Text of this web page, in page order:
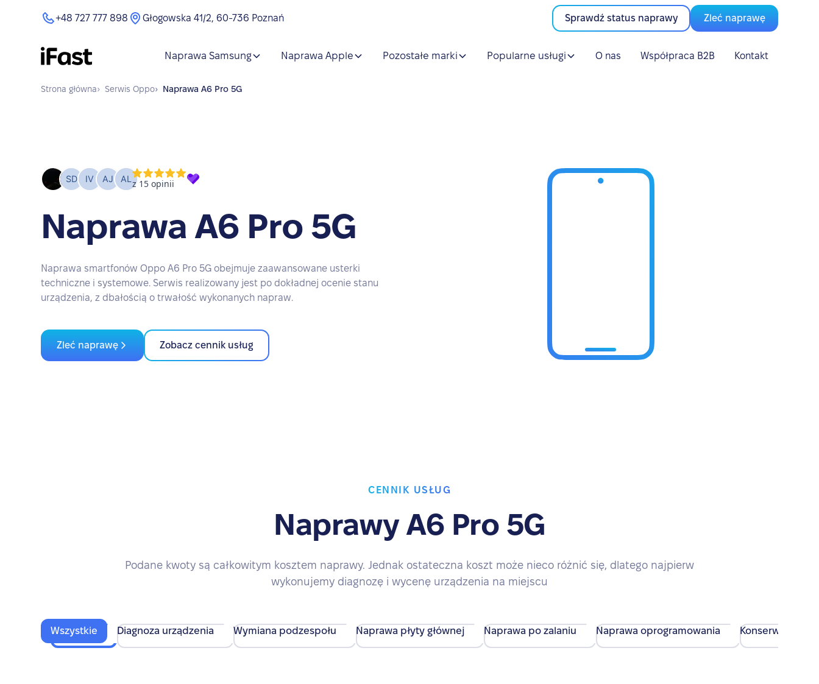
+48 727 777 898 Głogowska 41/2, 60-736 Poznań Sprawdź status naprawy Zleć naprawę
Naprawa Samsung Naprawa Apple Pozostałe marki Popularne usługi O nas Współpraca B2B Kontakt
Strona główna› Serwis Oppo› Naprawa A6 Pro 5G
Naprawa A6 Pro 5G
Naprawa smartfonów Oppo A6 Pro 5G obejmuje zaawansowane usterki
techniczne i systemowe. Serwis realizowany jest po dokładnej ocenie stanu
urządzenia, z dbałością o trwałość wykonanych napraw.
Zleć naprawę Zobacz cennik usług
CENNIK USŁUG
Naprawy A6 Pro 5G
Podane kwoty są całkowitym kosztem naprawy. Jednak ostateczna koszt może nieco różnić się, dlatego najpierw
wykonujemy diagnozę i wycenę urządzenia na miejscu
Wszystkie Diagnoza urządzenia Wymiana podzespołu Naprawa płyty głównej Naprawa po zalaniu Naprawa oprogramowania Konserwacja